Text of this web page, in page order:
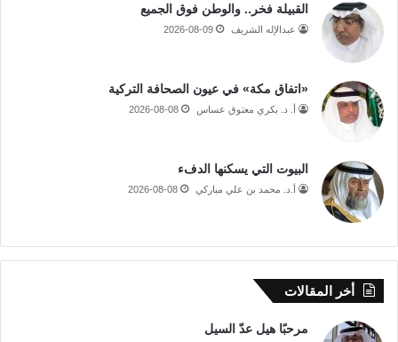
القبيلة فخر.. والوطن فوق الجميع
عبدالإله الشريف 2026-08-09
«اتفاق مكة» في عيون الصحافة التركية
أ. د. بكري معتوق عساس 2026-08-08
البيوت التي يسكنها الدفء
أ.د. محمد بن علي مباركي 2026-08-08
أخر المقالات
مرحبًا هيل عدّ السيل